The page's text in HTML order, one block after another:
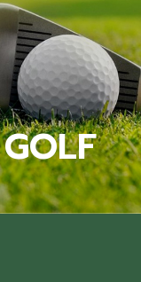
GOLF